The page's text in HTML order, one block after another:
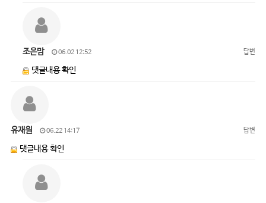
조은맘 06.02 12:52 답변
댓글내용 확인
유재원 06.22 14:17 답변
댓글내용 확인